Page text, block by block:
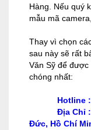
Hàng. Nếu quý
mẫu mã
Thay vì chọn
sau này sẽ rất
Văn Sỹ để
chóng nhất:
Hotline :
Địa Chỉ : 2b
Đức, Hồ Chí